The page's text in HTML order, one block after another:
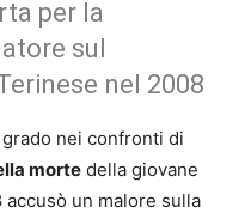
per la
sul
nel 2008
nei confronti di
morte della giovane
accusò un malore sulla